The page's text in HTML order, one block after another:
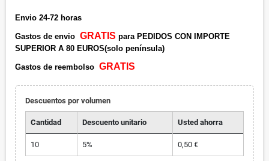
Envio 24-72 horas
Gastos de envio GRATIS para PEDIDOS CON IMPORTE
SUPERIOR A 80 EUROS(solo península)
Gastos de reembolso GRATIS
Descuentos por volumen
Cantidad Descuento unitario Usted ahorra
10 5% 0,50 €